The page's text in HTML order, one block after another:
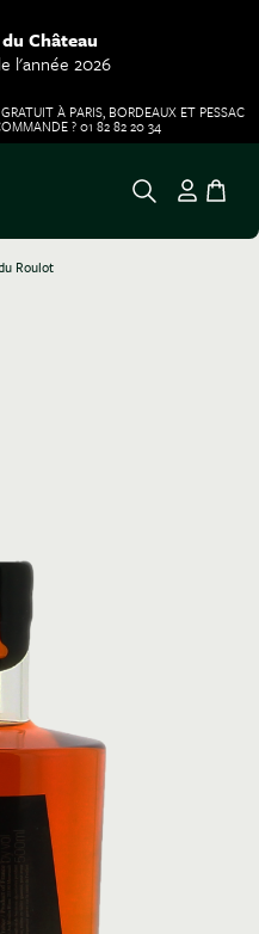
Château
l'année 2026
À PARIS, BORDEAUX ET PESSAC
? 01 82 82 20 34
Roulot